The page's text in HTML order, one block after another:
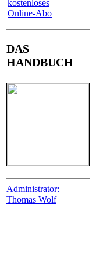
kostenloses
Online-Abo
DAS
HANDBUCH
Administrator:
Thomas Wolf